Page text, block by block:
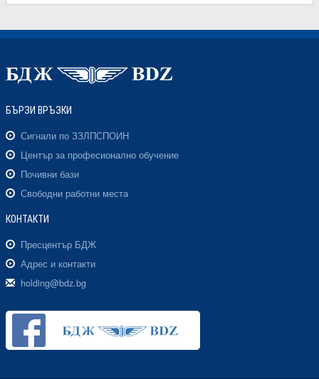
БЪРЗИ ВРЪЗКИ
Сигнали по ЗЗЛПСПОИН
Център за професионално обучение
Почивни бази
Свободни работни места
КОНТАКТИ
Пресцентър БДЖ
Адрес и контакти
holding@bdz.bg